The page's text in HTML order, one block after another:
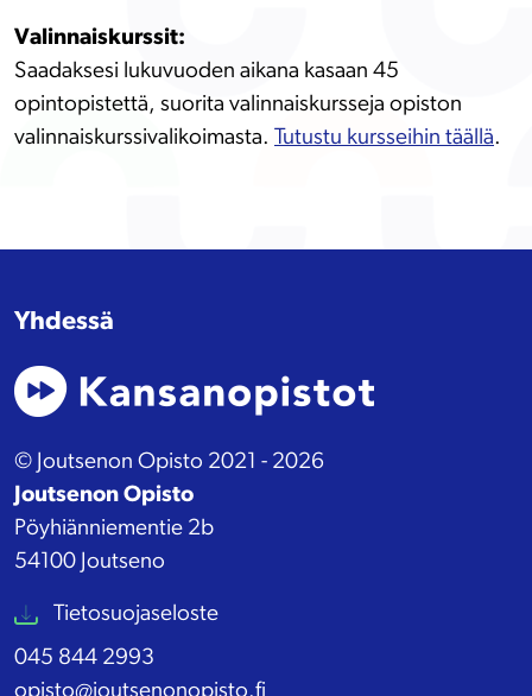
Valinnaiskurssit:
Saadaksesi lukuvuoden aikana kasaan 45
opintopistettä, suorita valinnaiskursseja opiston
valinnaiskurssivalikoimasta. Tutustu kursseihin täällä.
Yhdessä
© Joutsenon Opisto 2021 - 2026
Joutsenon Opisto
Pöyhiänniementie 2b
54100 Joutseno
Tietosuojaseloste
045 844 2993
opisto@joutsenonopisto.fi